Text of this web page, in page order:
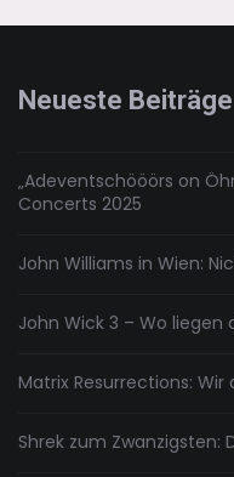
Neueste Beiträge
„Adeventschööörs on
Concerts 2025
John Williams in Wien:
John Wick 3 – Wo liegen
Matrix Resurrections: Wir
Shrek zum Zwanzigsten: